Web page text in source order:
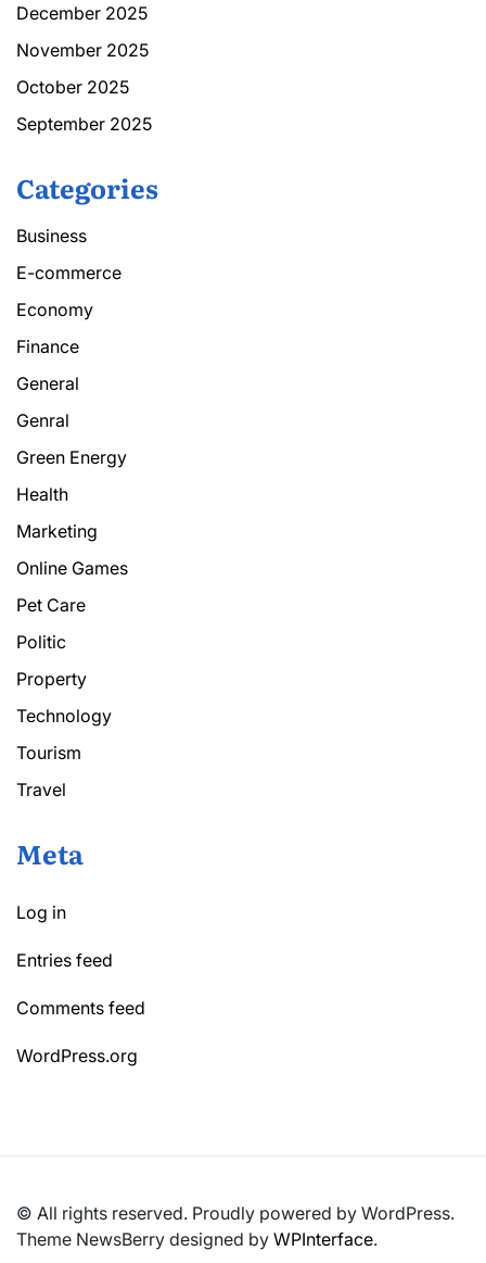
December 2025
November 2025
October 2025
September 2025
Categories
Business
E-commerce
Economy
Finance
General
Genral
Green Energy
Health
Marketing
Online Games
Pet Care
Politic
Property
Technology
Tourism
Travel
Meta
Log in
Entries feed
Comments feed
WordPress.org
© All rights reserved. Proudly powered by WordPress.
Theme NewsBerry designed by WPInterface.